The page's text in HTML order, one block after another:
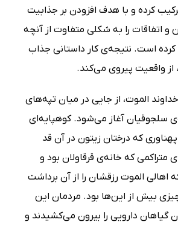
کرده و با هدف افزودن بر جذابیت
و اتفاقات را به شکلی متفاوت از آنچه
کرده است. نتیجه‌ی کار داستانی جذاب
از واقعیت پیروی می‌کند.
الموت، از جایی در میان تپه‌های
سلجوقیان آغاز می‌شود. کوهپایه‌ای
که درختان زیتون در آن قد
که خانه‌ی قرقاولان بود و
الموت رزقشان را از آن برداشت
بیش از این‌ها بود. مردمان این
گیاهان دارویی را بیرون می‌کشیدند و